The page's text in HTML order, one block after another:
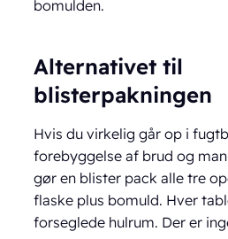
bomulden.
Alternativet til
blisterpakningen
Hvis du virkelig går op i
forebyggelse af brud og
gør en blister pack alle tre
flaske plus bomuld. Hver
forseglede hulrum. Der er